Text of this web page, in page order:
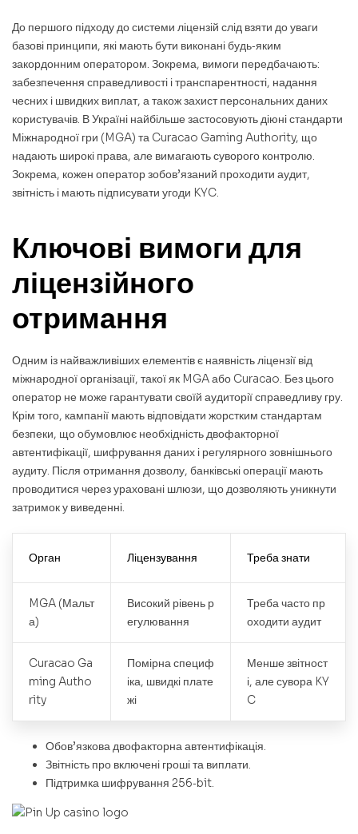
До першого підходу до системи ліцензій слід взяти до уваги
базові принципи, які мають бути виконані будь‑яким
закордонним оператором. Зокрема, вимоги передбачають:
забезпечення справедливості і транспарентності, надання
чесних і швидких виплат, а також захист персональних даних
користувачів. В Україні найбільше застосовують діюні стандарти
Міжнародної гри (MGA) та Curacao Gaming Authority, що
надають широкі права, але вимагають суворого контролю.
Зокрема, кожен оператор зобов’язаний проходити аудит,
звітність і мають підписувати угоди KYC.
Ключові вимоги для
ліцензійного
отримання
Одним із найважливіших елементів є наявність ліцензії від
міжнародної організації, такої як MGA або Curacao. Без цього
оператор не може гарантувати своїй аудиторії справедливу гру.
Крім того, кампанії мають відповідати жорстким стандартам
безпеки, що обумовлює необхідність двофакторної
автентифікації, шифрування даних і регулярного зовнішнього
аудиту. Після отримання дозволу, банківські операції мають
проводитися через ураховані шлюзи, що дозволяють уникнути
затримок у виведенні.
Орган Ліцензування Треба знати
MGA (Мальт
а)
Високий рівень р
егулювання
Треба часто пр
оходити аудит
Curacao Ga
ming Autho
rity
Помірна специф
іка, швидкі плате
жі
Менше звітност
і, але сувора KY
C
Обов’язкова двофакторна автентифікація.
Звітність про включені гроші та виплати.
Підтримка шифрування 256‑bit.